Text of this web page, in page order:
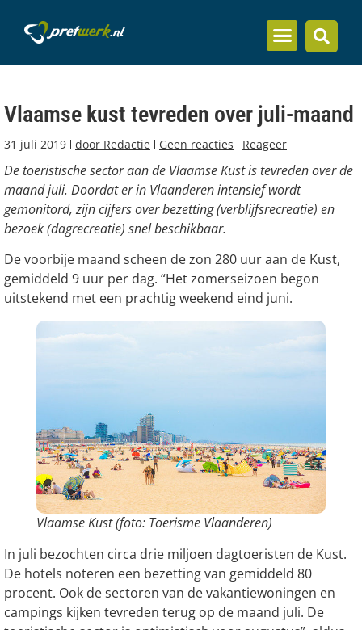
Vlaamse kust tevreden over juli-maand
31 juli 2019 door Redactie Geen reacties Reageer
De toeristische sector aan de Vlaamse Kust is tevreden over de
maand juli. Doordat er in Vlaanderen intensief wordt
gemonitord, zijn cijfers over bezetting (verblijfsrecreatie) en
bezoek (dagrecreatie) snel beschikbaar.
De voorbije maand scheen de zon 280 uur aan de Kust,
gemiddeld 9 uur per dag. “Het zomerseizoen begon
uitstekend met een prachtig weekend eind juni.
Vlaamse Kust (foto: Toerisme Vlaanderen)
In juli bezochten circa drie miljoen dagtoeristen de Kust.
De hotels noteren een bezetting van gemiddeld 80
procent. Ook de sectoren van de vakantiewoningen en
campings kijken tevreden terug op de maand juli. De